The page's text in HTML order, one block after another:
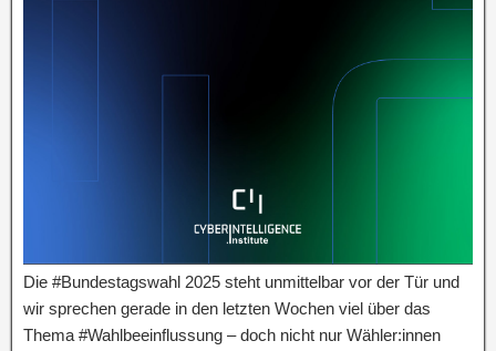
Die #Bundestagswahl 2025 steht unmittelbar vor der Tür und
wir sprechen gerade in den letzten Wochen viel über das
Thema #Wahlbeeinflussung – doch nicht nur Wähler:innen